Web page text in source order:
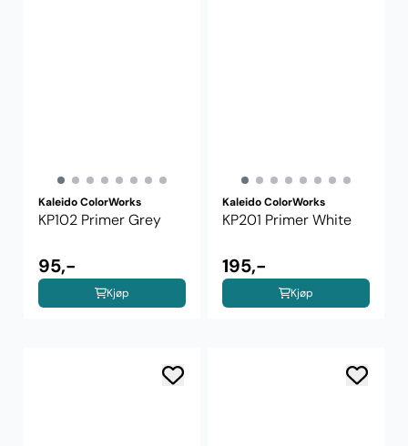
Kaleido ColorWorks
KP102 Primer Grey
95,-
Kjøp
Kaleido ColorWorks
KP201 Primer White
195,-
Kjøp